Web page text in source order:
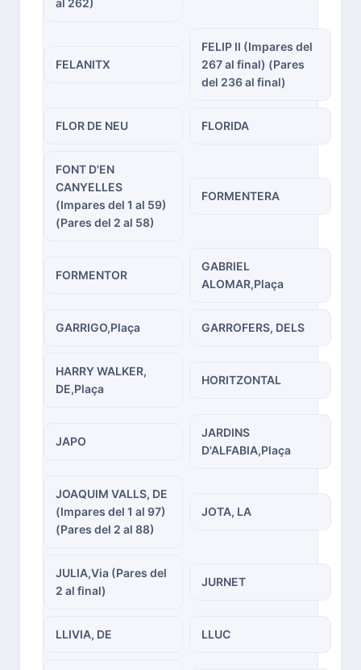
al 262)
FELANITX
FELIP II (Impares del
267 al final) (Pares
del 236 al final)
FLOR DE NEU FLORIDA
FONT D'EN
CANYELLES
(Impares del 1 al 59)
(Pares del 2 al 58)
FORMENTERA
FORMENTOR
GABRIEL
ALOMAR,Plaça
GARRIGO,Plaça GARROFERS, DELS
HARRY WALKER,
DE,Plaça
HORITZONTAL
JAPO
JARDINS
D'ALFABIA,Plaça
JOAQUIM VALLS, DE
(Impares del 1 al 97)
(Pares del 2 al 88)
JOTA, LA
JULIA,Via (Pares del
2 al final)
JURNET
LLIVIA, DE LLUC